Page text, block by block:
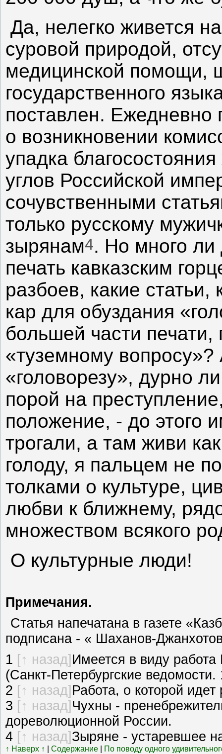
Да, нелегко живется
суровой природой,
медицинской помощи,
государственного
поставлен. Ежедневно
о возникновении
упадка
углов Российской
сочувственными
только русскому
зырянам4. Но много ли
печать кавказским
разбоев, какие
кар для обуздания
большей части
«туземному вопросу»?
«головорезу», дурно
порой на
положение, - до этого
трогали, а там живи
голоду, я пальцем не
толками о культуре,
любви к ближнему,
множеством всякого
О культурные люди!
Примечания.
Статья напечатана в газете
подписана - « Шаханов-
1 [↑ назад] Имеется в виду
(Санкт-Петербургские
2 [↑ назад] Работа, о которой
3 [↑ назад] Чухны -
дореволюционной России.
4 [↑ назад] Зыряне - устаревшее
↑ Наверх ↑ Содержание По поводу одного